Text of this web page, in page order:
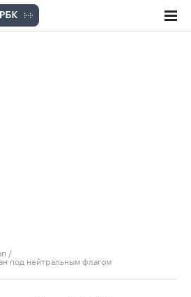
/
под нейтральным флагом